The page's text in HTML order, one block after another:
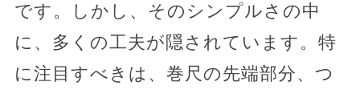
です。しかし、そのシンプルさの中
に、多くの工夫が隠されています。特
に注目すべきは、巻尺の先端部分、つ